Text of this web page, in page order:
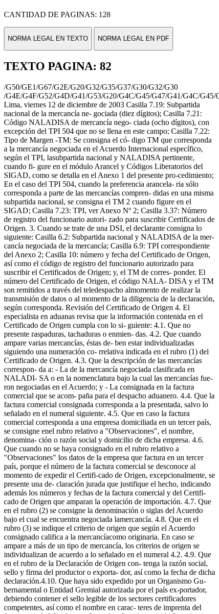
CANTIDAD DE PAGINAS: 128
NORMA LEGAL EN TEXTO NORMA LEGAL EN PDF
TEXTO PAGINA: 82
/G50/GE1/G67/G2E/G20/G32/G35/G37/G30/G32/G30
/G4E/G4F/G52/G4D/G41/G53/G20/G4C/G45/G47/G41/G4C/G45/
Lima, viernes 12 de diciembre de 2003 Casilla 7.19: Subpartida
nacional de la mercancía ne- gociada (diez dígitos); Casilla 7.21:
Código NALADISA de mercancía nego- ciada (ocho dígitos), con
excepción del TPI 504 que no se llena en este campo; Casilla 7.22:
Tipo de Margen -TM: Se consigna el có- digo TM que corresponda
a la mercancía negociada en el Acuerdo Internacional específico,
según el TPI, lasubpartida nacional y NALADISA pertinente,
cuando fi- gure en el módulo Arancel y Códigos Liberatorios del
SIGAD, como se detalla en el Anexo 1 del presente pro-cedimiento;
En el caso del TPI 504, cuando la preferencia arancela- ria sólo
corresponda a parte de las mercancías compren- didas en una misma
subpartida nacional, se consigna el TM 2 cuando figure en el
SIGAD; Casilla 7.23: TPI, ver Anexo Nº 2; Casilla 3.37: Número
de registro del funcionario autori- zado para suscribir Certificados de
Origen. 3. Cuando se trate de una DSI, el declarante consigna lo
siguiente: Casilla 6.2: Subpartida nacional y NALADISA de la mer-
cancía negociada de la mercancía; Casilla 6.9: TPI correspondiente
del Anexo 2; Casilla 10: número y fecha del Certificado de Origen,
así como el código de registro del funcionario autorizado para
suscribir el Certificados de Origen; y, el TM de corres- ponder. El
número del Certificado de Origen, el código NALA- DISA y el TM
son remitidos a través del teledespacho almomento de realizar la
transmisión de datos o al momento de la diligencia de la declaración,
según corresponda. Revisión del Certificado de Origen 4. El
especialista en aduanas revisa que la información contenida en el
Certificado de Origen cumpla con lo si- guiente: 4.1. Que no
presente raspaduras, tachaduras o enmien- das. 4.2. Que cuando
ampare varias mercancías, éstas de- ben estar individualizadas
siguiendo una numeración co- rrelativa indicada en el rubro (1) del
Certificado de Origen. 4.3. Que la descripción de las mercancías
correspon- da a: - La de la mercancía negociada clasificada en
NALADI- SA o en la nomenclatura bajo la cual las mercancías fue-
ron negociadas en el Acuerdo; y - La consignada en la factura
comercial que se acom- paña para el despacho aduanero. 4.4. Que la
factura comercial consignada corresponda a la presentada, salvo lo
señalado en el numeral siguiente. 4.5. Que en caso la factura
comercial corresponda a una empresa domiciliada en un tercer país,
se consigne enel rubro relativo a "Observaciones", el nombre,
denomina- ción o razón social y domicilio de dicha empresa. 4.6.
Que cuando no se haya consignado en el rubro relativo a
"Observaciones" los datos de la empresa que factura en un tercer
país, porque el número de la factura comercial se desconoce al
momento de expedir el Certifi-cado de Origen, excepcionalmente, se
presente una de- claración jurada que justifique el hecho, indicando
además los números y fechas de la factura comercial y del Certifi-
cado de Origen que amparan la operación de importación. 4.7. Que
en el rubro (2) se consigne la denominación o siglas del Acuerdo
bajo el cual se encuentra negociada lamercancía. 4.8. Que en el
rubro (3) se indique el criterio de origen que según el Acuerdo
consignado califica a la mercancíacomo originaria. En caso se
ampare a más de un tipo de mercancía, los criterios de origen se
individualizan de acuerdo a lo señalado en el numeral 4.2. 4.9. Que
en el rubro de la Declaración de Origen con- tenga la razón social,
sello y firma del productor o exporta- dor, así como la fecha de dicha
declaración.4.10. Que haya sido expedido por un Organismo Gu-
bernamental o Entidad Gremial autorizada por el país ex-portador,
debiendo contener el sello legible de los sectores certificadores
competentes, así como el nombre en carac- teres de imprenta del